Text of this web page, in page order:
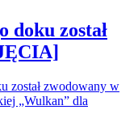
doku został
został zwodowany w
„Wulkan” dla